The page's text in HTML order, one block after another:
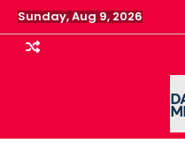
Skip
to
content
Sunday, Aug 9, 2026